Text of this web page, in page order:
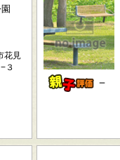
花見
３
－